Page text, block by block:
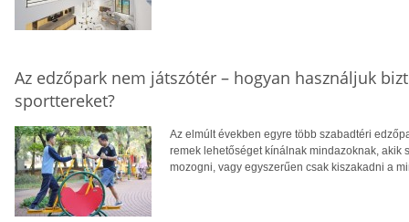
Az edzőpark nem játszótér – hogyan használjuk
sporttereket?
Az elmúlt években egyre több szabadtéri
remek lehetőséget kínálnak mindazoknak,
mozogni, vagy egyszerűen csak kiszakadni a